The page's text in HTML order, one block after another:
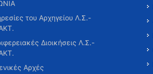
του Αρχηγείου Λ.Σ.-
Διοικήσεις Λ.Σ.-
Αρχές